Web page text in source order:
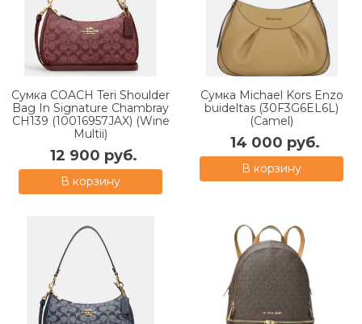
Сумка COACH Teri Shoulder
Bag In Signature Chambray
CH139 (10016957JAX) (Wine
Multii)
12 900 руб.
В корзину
Сумка Michael Kors Enzo
buideltas (30F3G6EL6L)
(Camel)
14 000 руб.
В корзину